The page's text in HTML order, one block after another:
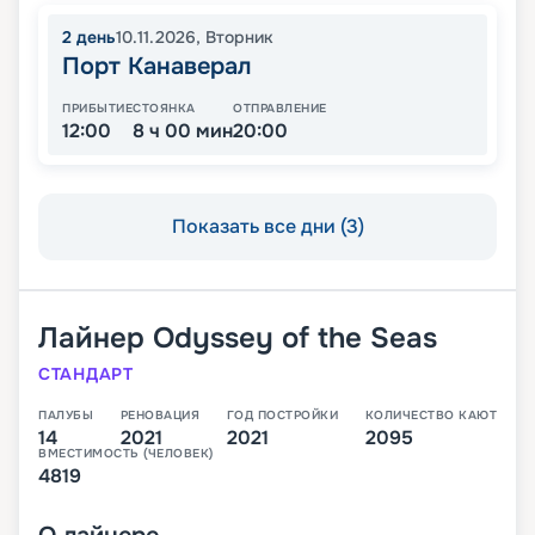
2 день10.11.2026, Вторник
Порт Канаверал
ПРИБЫТИЕ
12:00
СТОЯНКА
8 ч 00 мин
ОТПРАВЛЕНИЕ
20:00
Показать все дни (3)
Лайнер Odyssey of the Seas
СТАНДАРТ
ПАЛУБЫ
14
РЕНОВАЦИЯ
2021
ГОД ПОСТРОЙКИ
2021
КОЛИЧЕСТВО КАЮТ
2095
ВМЕСТИМОСТЬ (ЧЕЛОВЕК)
4819